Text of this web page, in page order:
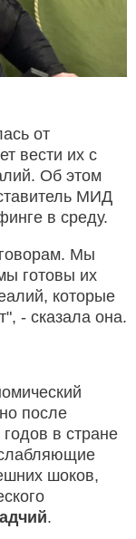
от
вести их с
Об этом
МИД
в среду.
Мы
готовы их
которые
- сказала она.
после
в стране
шоков,
.